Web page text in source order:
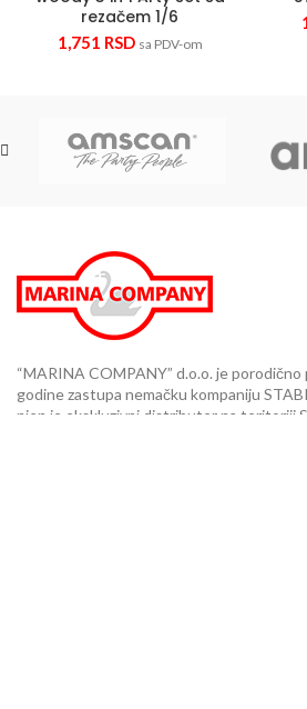
rezačem 1/6
1,751 RSD sa PDV-om
“MARINA COMPANY” d.o.o. je
godine zastupa nemačku kompaniju
njen je ekskluzivni distributer na teritoriji